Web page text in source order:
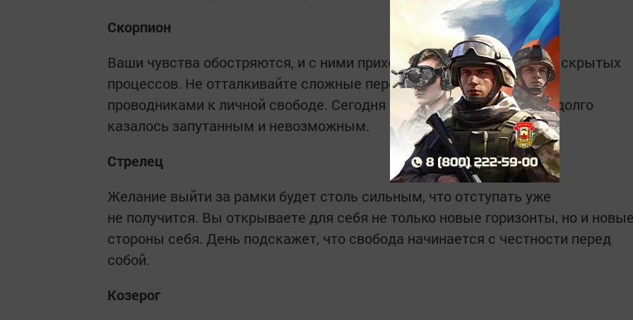
Скорпион
Ваши чувства обостряются, и с ними приходит глубокое понимание скрытых
процессов. Не отталкивайте сложные переживания — они станут
проводниками к личной свободе. Сегодня можно распутать то, что долго
казалось запутанным и невозможным.
Стрелец
Желание выйти за рамки будет столь сильным, что отступать уже
не получится. Вы открываете для себя не только новые горизонты, но и
стороны себя. День подскажет, что свобода начинается с честности перед
собой.
Козерог